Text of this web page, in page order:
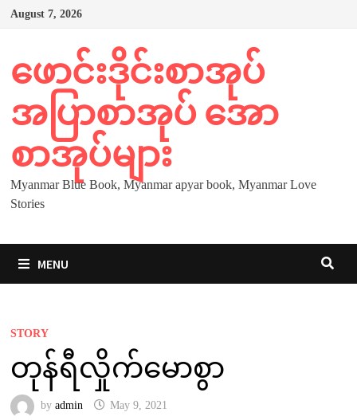
Skip
August 7, 2026
ဖောင်းဒိုင်းစာအုပ်
အပြာစာအုပ် အော
စာအုပ်များ
Myanmar Blue Book, Myanmar apyar book, Myanmar Love
Stories
MENU
STORY
တုန်ရီလှိုက်မောစွာ
by admin May 9, 2021